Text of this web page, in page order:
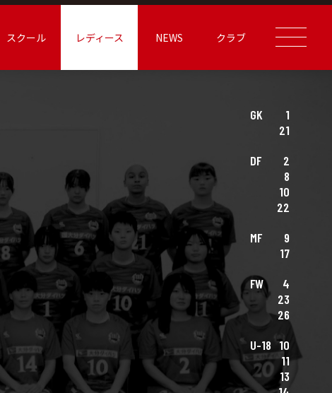
スクール レディース NEWS クラブ
GK
1
21
DF
2
8
10
22
MF
9
17
FW
4
23
26
U-18 10
11
13